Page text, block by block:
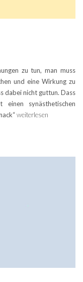
zu tun, man muss
und eine Wirkung zu
dabei nicht guttun. Dass
einen synästhetischen
weiterlesen